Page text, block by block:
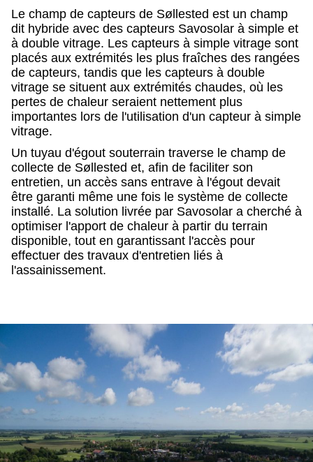
Le champ de capteurs de Søllested est un champ
dit hybride avec des capteurs Savosolar à simple et
à double vitrage. Les capteurs à simple vitrage sont
placés aux extrémités les plus fraîches des rangées
de capteurs, tandis que les capteurs à double
vitrage se situent aux extrémités chaudes, où les
pertes de chaleur seraient nettement plus
importantes lors de l'utilisation d'un capteur à simple
vitrage.
Un tuyau d'égout souterrain traverse le champ de
collecte de Søllested et, afin de faciliter son
entretien, un accès sans entrave à l'égout devait
être garanti même une fois le système de collecte
installé. La solution livrée par Savosolar a cherché à
optimiser l'apport de chaleur à partir du terrain
disponible, tout en garantissant l'accès pour
effectuer des travaux d'entretien liés à
l'assainissement.